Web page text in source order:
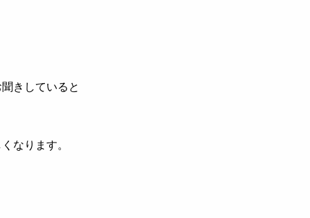
きしていると
なります。